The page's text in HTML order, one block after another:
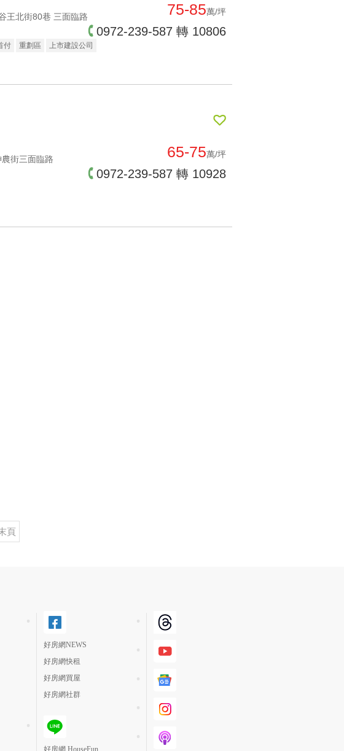
公開銷售時間近->遠
交屋時間遠->近
王北街80巷 三面臨路
0972-239-587 轉 10806
75-85萬/坪
付 重劃區 上市建設公司
街三面臨路
0972-239-587 轉 10928
65-75萬/坪
頁
好房網NEWS
好房網快租
好房網買屋
好房網社群
好房網 HouseFun